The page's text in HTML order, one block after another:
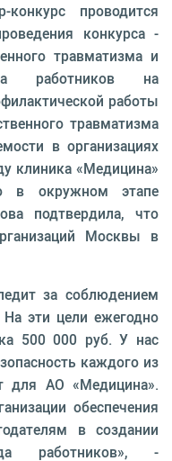
проводится
конкурса -
травматизма и
работников на
работы
травматизма
в организациях
клиника «Медицина»
в окружном этапе
подтвердила, что
Москвы в
за соблюдением
эти цели ежегодно
500 000 руб. У нас
каждого из
для АО «Медицина».
обеспечения
в создании
работников», -